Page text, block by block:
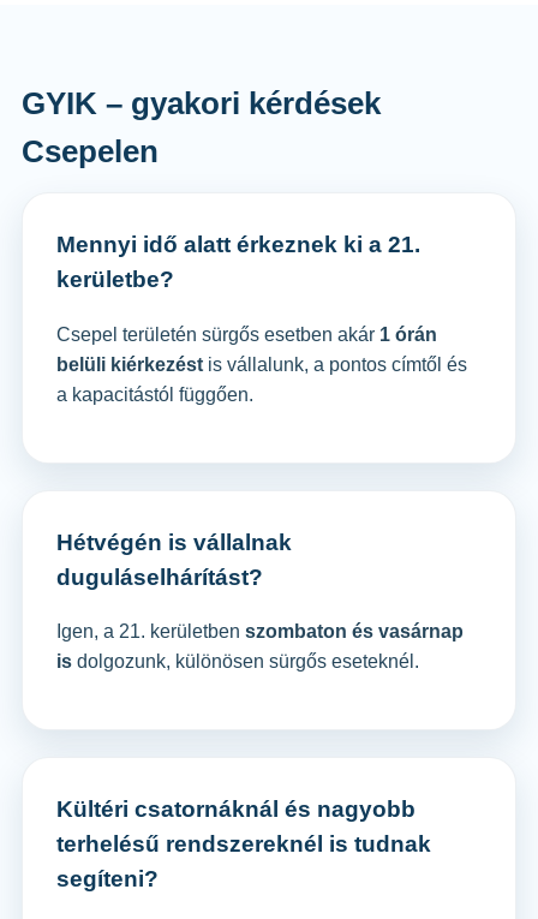
GYIK – gyakori kérdések
Csepelen
Mennyi idő alatt érkeznek ki a 21.
kerületbe?
Csepel területén sürgős esetben akár 1 órán
belüli kiérkezéstis vállalunk, a pontos címtől és
a kapacitástól függően.
Hétvégén is vállalnak
duguláselhárítást?
Igen, a 21. kerületben szombaton és vasárnap
isdolgozunk, különösen sürgős eseteknél.
Kültéri csatornáknál és nagyobb
terhelésű rendszereknél is tudnak
segíteni?